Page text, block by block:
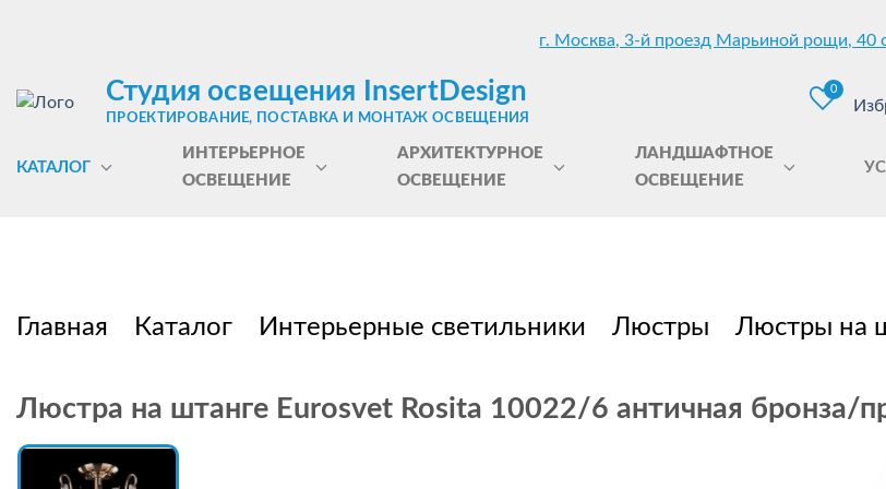
г. Москва, 3-й проезд Марьиной рощи, 40
Студия освещения InsertDesign
ПРОЕКТИРОВАНИЕ, ПОСТАВКА И МОНТАЖ ОСВЕЩЕНИЯ
0
КАТАЛОГ
ИНТЕРЬЕРНОЕ
ОСВЕЩЕНИЕ
АРХИТЕКТУРНОЕ
ОСВЕЩЕНИЕ
ЛАНДШАФТНОЕ
ОСВЕЩЕНИЕ
Главная Каталог Интерьерные светильники Люстры Люстры на
Люстра на штанге Eurosvet Rosita 10022/6 античная бронза/